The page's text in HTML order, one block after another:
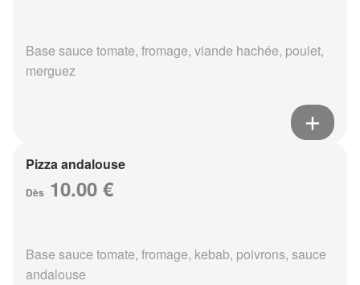
Base sauce tomate, fromage, viande hachée, poulet,
merguez
Pizza andalouse
Dès 10.00 €
Base sauce tomate, fromage, kebab, poivrons, sauce
andalouse